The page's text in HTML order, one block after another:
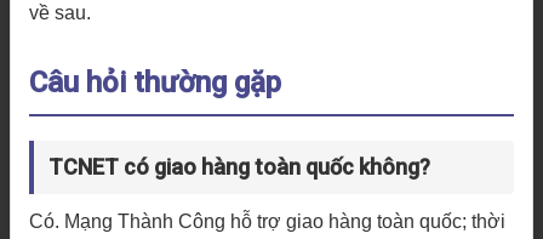
về sau.
Câu hỏi thường gặp
TCNET có giao hàng toàn quốc không?
Có. Mạng Thành Công hỗ trợ giao hàng toàn quốc; thời